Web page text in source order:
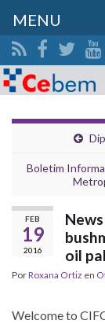
Boletim
FEB
19
2016
oil
PorRoxana Ortiz en
Welcome to
MENU